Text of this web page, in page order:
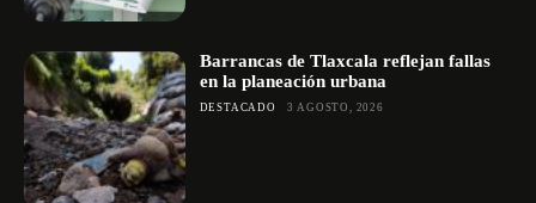
Barrancas de Tlaxcala reflejan fallas
en la planeación urbana
DESTACADO 3 AGOSTO, 2026